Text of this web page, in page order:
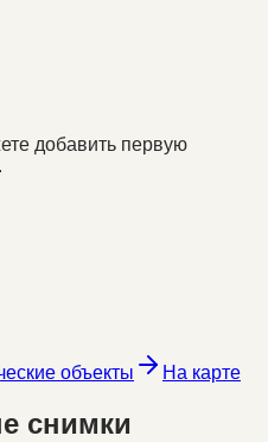
добавить первую
объекты На карте
снимки